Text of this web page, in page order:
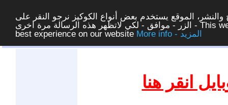
الموقع يستخدم بعض أنواع الكوكيز نرجو النقر على
الزر - موافق - لكي لاتظهر هذه الرسالة مرة اخرى - This website uses cookies to ensure you get the
best experience on our website
More info - المزيد
غلق
انقر هنا